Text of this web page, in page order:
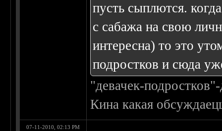
пусть сыплются.
с сабажа на свою
интересна) то это
подростков и сюда
"девачек-
Кина какая
07-11-2010, 02:13 PM